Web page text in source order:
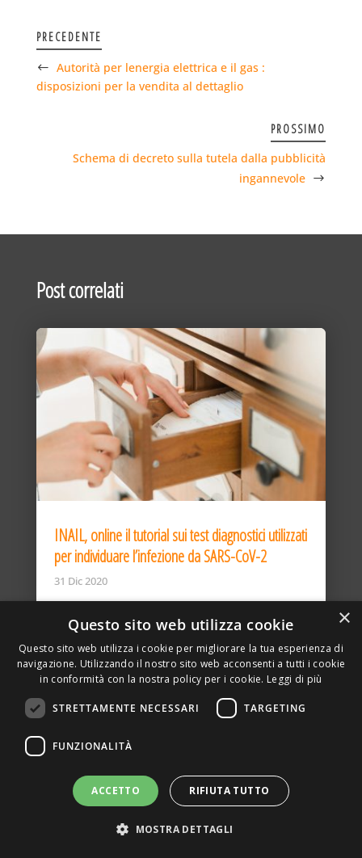
PRECEDENTE
Autorità per lenergia elettrica e il gas :
disposizioni per la vendita al dettaglio
PROSSIMO
Schema di decreto sulla tutela dalla pubblicità
ingannevole
Post correlati
INAIL, online il tutorial sui test diagnostici utilizzati
per individuare l’infezione da SARS-CoV-2
31 Dic 2020
DELLA TORRE, 15 – 20127 – MILANO – P. IVA
SITO REALIZZATO DA GRAFICAEFOTO WEB AGENCY –
PARTNER SINTEL
×
Questo sito web utilizza cookie
Questo sito web utilizza i cookie per migliorare la tua esperienza di
navigazione. Utilizzando il nostro sito web acconsenti a tutti i cookie
in conformità con la nostra policy per i cookie. Leggi di più
STRETTAMENTE NECESSARI TARGETING
FUNZIONALITÀ
ACCETTO RIFIUTA TUTTO
MOSTRA DETTAGLI